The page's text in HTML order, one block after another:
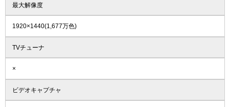
最大解像度
1920×1440(1,677万色)
TVチューナ
×
ビデオキャプチャ